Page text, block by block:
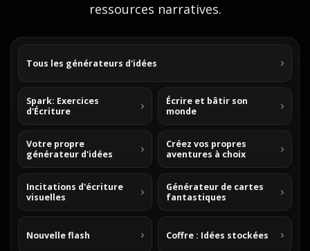
ressources narratives.
Tous les générateurs d'idées
Spark: Exercices
d'Écriture
Écrire et bâtir son
monde
Votre propre
générateur d'idées
Créez vos propres
aventures à choix
Incitations d'écriture
visuelles
Générateur de cartes
fantastiques
Nouvelle flash Coffre : Idées stockées